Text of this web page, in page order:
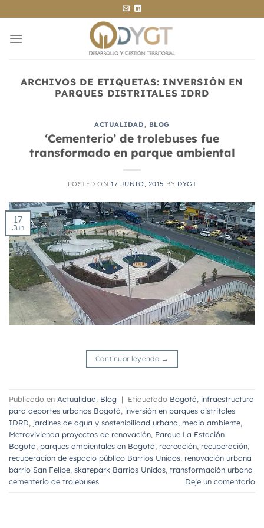
al
contenido
ARCHIVOS DE ETIQUETAS: INVERSIÓN EN
PARQUES DISTRITALES IDRD
ACTUALIDAD, BLOG
‘Cementerio’ de trolebuses fue
transformado en parque ambiental
POSTED ON 17 JUNIO, 2015 BY DYGT
17
Jun
Continuar leyendo →
Publicado en Actualidad Blog | Etiquetado Bogotá infraestructura
para deportes urbanos Bogotá inversión en parques distritales
IDRD jardines de agua y sostenibilidad urbana medio ambiente
Metrovivienda proyectos de renovación Parque La Estación
Bogotá parques ambientales en Bogotá recreación recuperación
recuperación de espacio público Barrios Unidos renovación urbana
barrio San Felipe skatepark Barrios Unidos transformación urbana
cementerio de trolebuses
Deje un comentario